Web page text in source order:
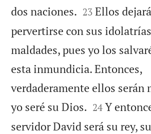
dos naciones. 

23 Ellos
pervertirse con sus
maldades, pues yo los
esta inmundicia. Entonces,
verdaderamente ellos serán
yo seré su Dios. 

24 Y
servidor David será su rey,